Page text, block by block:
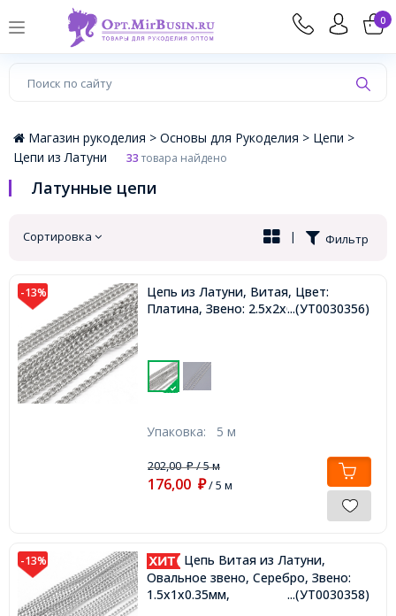
0
×
Магазин рукоделия > Основы для Рукоделия > Цепи >
Цепи из Латуни
33товара найдено
Латунные цепи
Сортировка Фильтр
|
-13%
Цепь из Латуни, Витая, Цвет:
Платина, Звено: 2.5х2х0.5мм,...(УТ0030356)
Упаковка: 5 м
202,00₽/ 5 м
176,00 ₽/ 5 м
-13%
Цепь Витая из Латуни,
Овальное звено, Серебро, Звено:
1.5х1х0.35мм,
...(УТ0030358)